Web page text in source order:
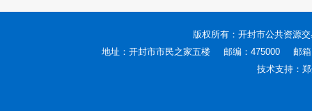
版权所有： 开封市公共资源
地址：开封市市民之家五楼
邮编：475000
邮
技术支持：